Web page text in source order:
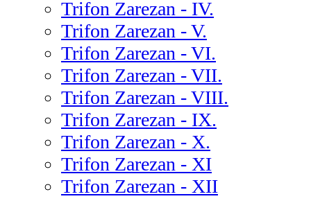
Trifon Zarezan - IV.
Trifon Zarezan - V.
Trifon Zarezan - VI.
Trifon Zarezan - VII.
Trifon Zarezan - VIII.
Trifon Zarezan - IX.
Trifon Zarezan - X.
Trifon Zarezan - XI
Trifon Zarezan - XII